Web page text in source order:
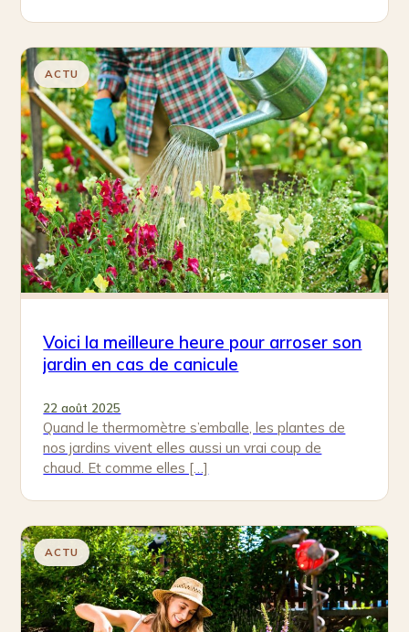
ACTU
Voici la meilleure heure pour arroser son
jardin en cas de canicule
22 août 2025
Quand le thermomètre s’emballe, les plantes de
nos jardins vivent elles aussi un vrai coup de
chaud. Et comme elles […]
ACTU